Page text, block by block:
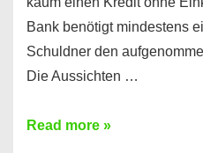
Bank benötigt mindestens
Schuldner den
Die Aussichten …
Mit
Read more »